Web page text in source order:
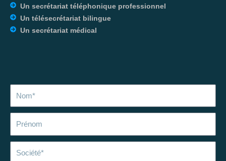
Un secrétariat téléphonique professionnel
Un télésecrétariat bilingue
Un secrétariat médical